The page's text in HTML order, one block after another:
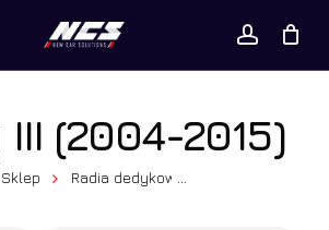
account
Close
(2004-2015)
Sklep Radia dedykowane ...
Close